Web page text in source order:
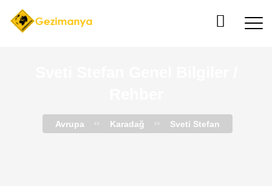
Avrupa Karadağ Sveti Stefan